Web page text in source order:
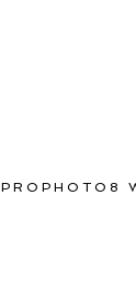
PROPHOTO8